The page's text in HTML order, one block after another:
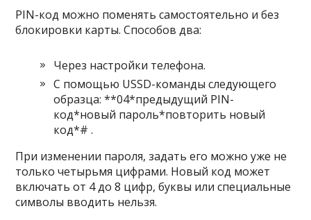
PIN-код можно поменять самостоятельно и без
блокировки карты. Способов два:
Через настройки телефона.
С помощью USSD-команды следующего
образца: **04*предыдущий PIN-
код*новый пароль*повторить новый
код*# .
При изменении пароля, задать его можно уже не
только четырьмя цифрами. Новый код может
включать от 4 до 8 цифр, буквы или специальные
символы вводить нельзя.